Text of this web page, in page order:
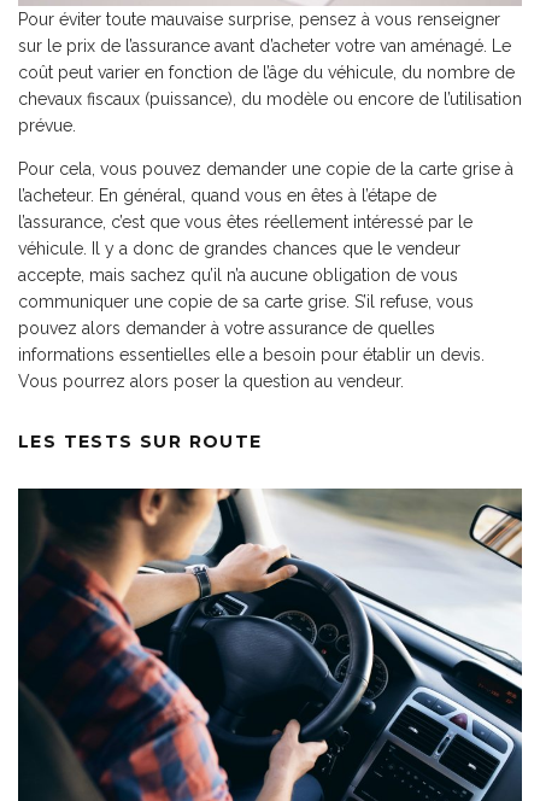
Pour éviter toute mauvaise surprise, pensez à vous renseigner
sur le prix de l’assurance avant d’acheter votre van aménagé. Le
coût peut varier en fonction de l’âge du véhicule, du nombre de
chevaux fiscaux (puissance), du modèle ou encore de l’utilisation
prévue.
Pour cela, vous pouvez demander une copie de la carte grise à
l’acheteur. En général, quand vous en êtes à l’étape de
l’assurance, c’est que vous êtes réellement intéressé par le
véhicule. Il y a donc de grandes chances que le vendeur
accepte, mais sachez qu’il n’a aucune obligation de vous
communiquer une copie de sa carte grise. S’il refuse, vous
pouvez alors demander à votre assurance de quelles
informations essentielles elle a besoin pour établir un devis.
Vous pourrez alors poser la question au vendeur.
LES TESTS SUR ROUTE